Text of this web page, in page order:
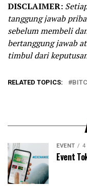
DISCLAIMER:
tanggung jawab
sebelum membeli
bertanggung jawab
timbul dari
RELATED TOPICS:
EVENT 4
Event